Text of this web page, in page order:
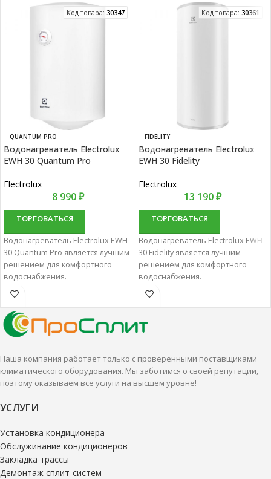
Код товара: 30347
QUANTUM PRO
Водонагреватель Electrolux
EWH 30 Quantum Pro
Electrolux
8 990₽
ТОРГОВАТЬСЯ
Водонагреватель Electrolux EWH
30 Quantum Pro является лучшим
решением для комфортного
водоснабжения.
Водонагреватели
накопительные характеризуются
отменным качеством и
надежностью.
Код товара: 30361
FIDELITY
Водонагреватель Electrolux
EWH 30 Fidelity
Electrolux
13 190₽
ТОРГОВАТЬСЯ
Водонагреватель Electrolux EWH
30 Fidelity является лучшим
решением для комфортного
водоснабжения.
Водонагреватели
накопительные характеризуются
надежностью.
Наша компания работает только с проверенными поставщиками
климатического оборудования. Мы заботимся о своей репутации,
поэтому оказываем все услуги на высшем уровне!
УСЛУГИ
Установка кондиционера
Обслуживание кондиционеров
Закладка трассы
Демонтаж сплит-систем